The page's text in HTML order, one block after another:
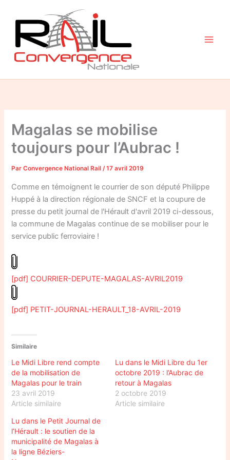
contenu
Magalas se mobilise
toujours pour l’Aubrac !
ParConvergence National Rail/17 avril 2019
Comme en témoignent le courrier de son député Philippe
Huppé à la direction régionale de SNCF et la coupure de
presse du petit journal de l'Hérault d'avril 2019 ci-dessous,
la commune de Magalas continue de se mobiliser pour le
service public ferroviaire !
[pdf] COURRIER-DEPUTE-MAGALAS-AVRIL2019
[pdf] PETIT-JOURNAL-HERAULT_18-AVRIL-2019
Similaire
Le Midi Libre rend compte
de la mobilisation de
Magalas pour le train
23 avril 2019
Article similaire
Lu dans le Midi Libre du 1er
octobre 2019 : l’Aubrac de
retour à Magalas
2 octobre 2019
Article similaire
Lu dans le Petit Journal de
l’Hérault : le soutien de la
municipalité de Magalas à
la ligne Béziers-